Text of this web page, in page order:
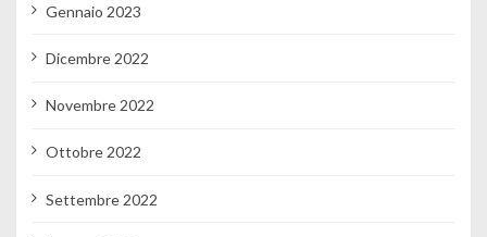
Gennaio 2023
Dicembre 2022
Novembre 2022
Ottobre 2022
Settembre 2022